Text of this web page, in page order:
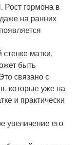
гормона в
на ранних
матки,
быть
связано с
которые уже на
и практически
увеличение его